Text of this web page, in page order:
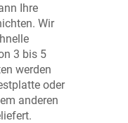
Ihre
Wir
3 bis 5
werden
oder
anderen